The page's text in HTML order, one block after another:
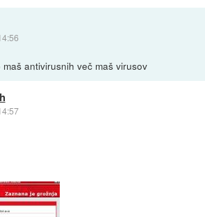
antivirusnih več maš virusov